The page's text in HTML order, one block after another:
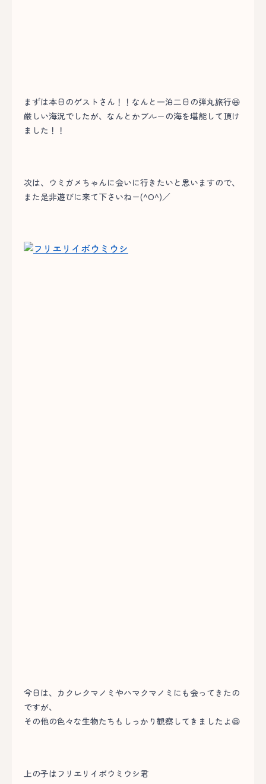
まずは本日のゲストさん！！なんと一泊二日の弾丸旅行😆
厳しい海況でしたが、なんとかブルーの海を堪能して頂け
ました！！
次は、ウミガメちゃんに会いに行きたいと思いますので、
また是非遊びに来て下さいねー(^O^)／
今日は、カクレクマノミやハマクマノミにも会ってきたの
ですが、
その他の色々な生物たちもしっかり観察してきましたよ😁
上の子はフリエリイボウミウシ君